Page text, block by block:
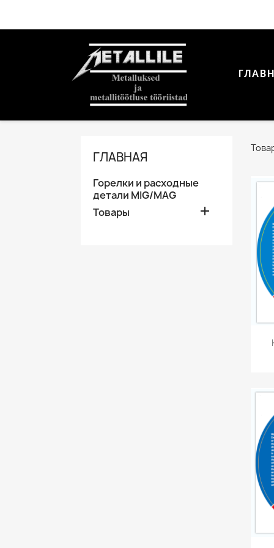
ГЛАВНАЯ
Горелки и расходные
детали MIG/MAG
Товары
